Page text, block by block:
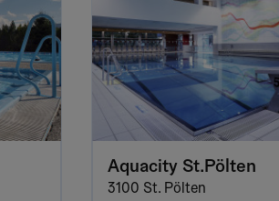
Aquacity St.Pölten
3100 St. Pölten